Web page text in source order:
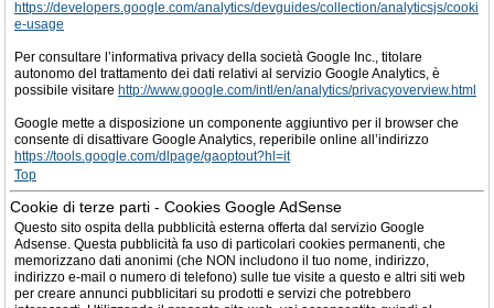
https://developers.google.com/analytics/devguides/collection/analyticsjs/cooki
e-usage
Per consultare l’informativa privacy della società Google Inc., titolare
autonomo del trattamento dei dati relativi al servizio Google Analytics, è
possibile visitare http://www.google.com/intl/en/analytics/privacyoverview.html
Google mette a disposizione un componente aggiuntivo per il browser che
consente di disattivare Google Analytics, reperibile online all’indirizzo
https://tools.google.com/dlpage/gaoptout?hl=it
Top
Cookie di terze parti - Cookies Google AdSense
Questo sito ospita della pubblicità esterna offerta dal servizio Google
Adsense. Questa pubblicità fa uso di particolari cookies permanenti, che
memorizzano dati anonimi (che NON includono il tuo nome, indirizzo,
indirizzo e-mail o numero di telefono) sulle tue visite a questo e altri siti web
per creare annunci pubblicitari su prodotti e servizi che potrebbero